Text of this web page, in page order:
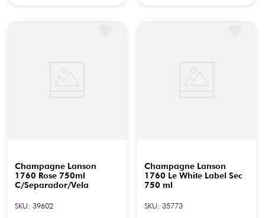
Champagne Lanson
1760 Rose 750ml
C/Separador/Vela
SKU: 39602
Champagne Lanson
1760 Le White Label Sec
750 ml
SKU: 35773